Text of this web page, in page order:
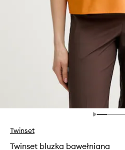
Twinset
Twinset bluzka bawełniana